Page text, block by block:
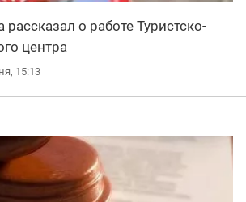
о работе Туристско-
центра
15:13